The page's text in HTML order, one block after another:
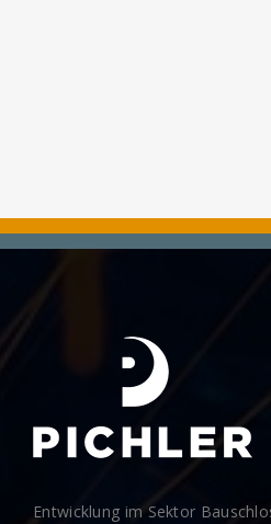
Entwicklung im Sektor